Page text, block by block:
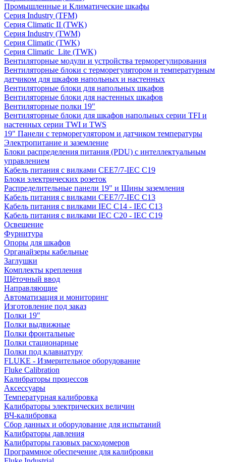
Промышленные и Климатические шкафы
Серия Industry (TFM)
Серия Climatic II (TWK)
Серия Industry (TWM)
Серия Climatic (TWK)
Серия Climatic_Lite (TWK)
Вентиляторные модули и устройства терморегулирования
Вентиляторные блоки с терморегулятором и температурным
датчиком для шкафов напольных и настенных
Вентиляторные блоки для напольных шкафов
Вентиляторные блоки для настенных шкафов
Вентиляторные полки 19"
Вентиляторные блоки для шкафов напольных серии TFI и
настенных серии TWI и TWS
19" Панели с терморегулятором и датчиком температуры
Электропитание и заземление
Блоки распределения питания (PDU) с интеллектуальным
управлением
Кабель питания с вилками CEE7/7-IEC C19
Блоки электрических розеток
Распределительные панели 19" и Шины заземления
Кабель питания с вилками CEE7/7-IEC C13
Кабель питания с вилками IEC C14 - IEC C13
Кабель питания с вилками IEC C20 - IEC C19
Освещение
Фурнитура
Опоры для шкафов
Органайзеры кабельные
Заглушки
Комплекты крепления
Щёточный ввод
Направляющие
Автоматизация и мониторинг
Изготовление под заказ
Полки 19"
Полки выдвижные
Полки фронтальные
Полки стационарные
Полки под клавиатуру
FLUKE - Измерительное оборудование
Fluke Calibration
Калибраторы процессов
Аксессуары
Температурная калибровка
Калибраторы электрических величин
ВЧ-калибровка
Сбор данных и оборудование для испытаний
Калибраторы давления
Калибраторы газовых расходомеров
Программное обеспечение для калибровки